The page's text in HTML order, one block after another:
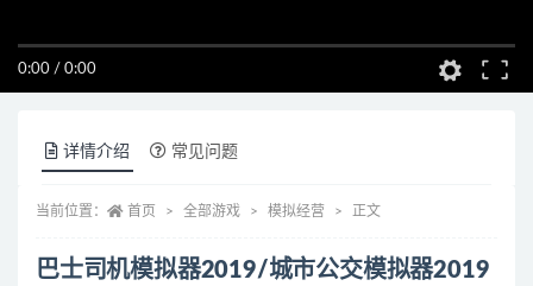
0:00 / 0:00
详情介绍 常见问题
当前位置： 首页 全部游戏 模拟经营 正文
巴士司机模拟器2019/城市公交模拟器2019